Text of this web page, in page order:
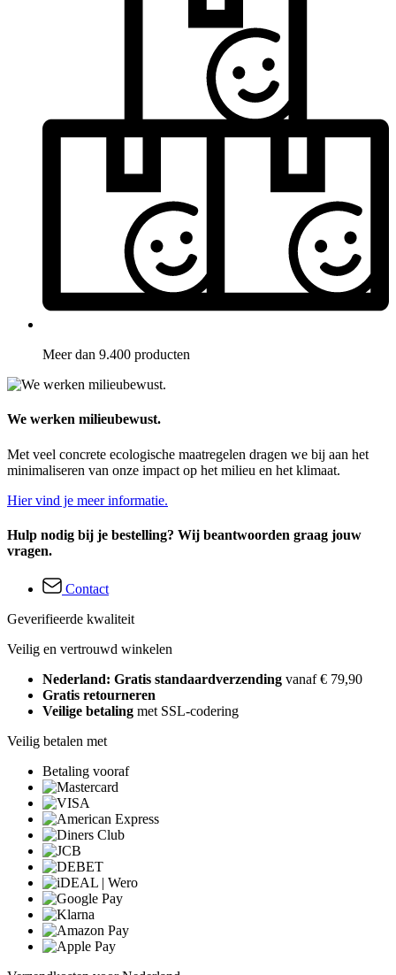
Meer dan 9.400 producten
We werken milieubewust.
Met veel concrete ecologische maatregelen dragen we bij aan het
minimaliseren van onze impact op het milieu en het klimaat.
Hier vind je meer informatie.
Hulp nodig bij je bestelling? Wij beantwoorden graag jouw
vragen.
Contact
Geverifieerde kwaliteit
Veilig en vertrouwd winkelen
Nederland: Gratis standaardverzending vanaf € 79,90
Gratis retourneren
Veilige betaling met SSL-codering
Veilig betalen met
Betaling vooraf